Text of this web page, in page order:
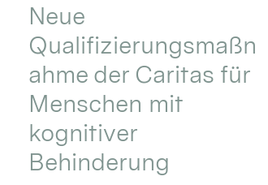
Neue
Qualifizierungsmaßn
ahme der Caritas für
Menschen mit
kognitiver
Behinderung